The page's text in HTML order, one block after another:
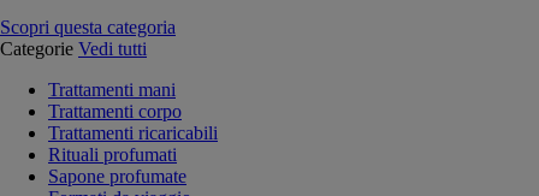
Scopri questa categoria
Categorie Vedi tutti
Trattamenti mani
Trattamenti corpo
Trattamenti ricaricabili
Rituali profumati
Sapone profumate